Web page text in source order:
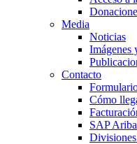
Media
Noticias
Imágenes
Contacto
Cómo
SAP Ariba